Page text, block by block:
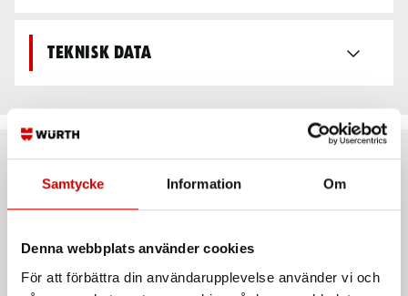
Samtycke Information Om
Denna webbplats använder cookies
För att förbättra din användarupplevelse använder vi och
Teknisk data